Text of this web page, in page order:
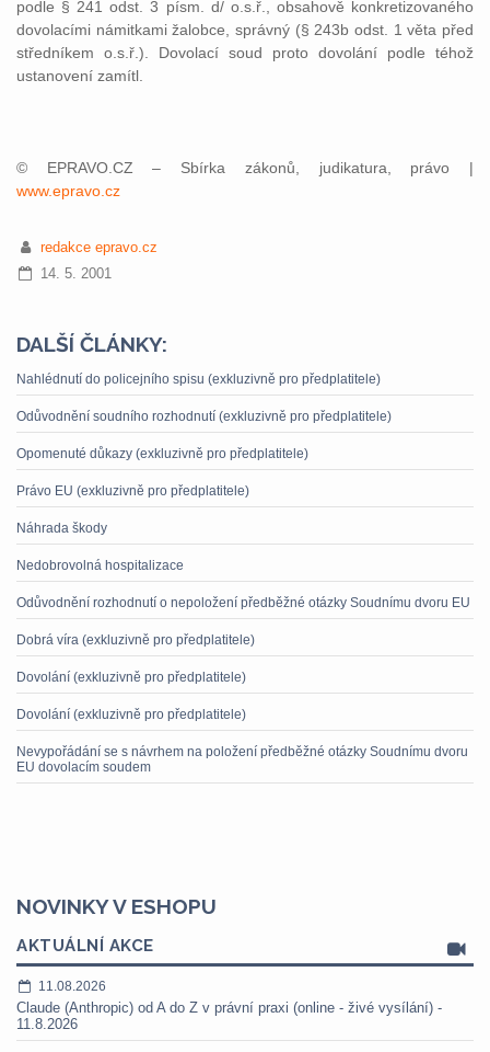
podle § 241 odst. 3 písm. d/ o.s.ř., obsahově konkretizovaného
dovolacími námitkami žalobce, správný (§ 243b odst. 1 věta před
středníkem o.s.ř.). Dovolací soud proto dovolání podle téhož
ustanovení zamítl.
© EPRAVO.CZ – Sbírka zákonů, judikatura, právo |
www.epravo.cz
redakce epravo.cz
14. 5. 2001
DALŠÍ ČLÁNKY:
Nahlédnutí do policejního spisu (exkluzivně pro předplatitele)
Odůvodnění soudního rozhodnutí (exkluzivně pro předplatitele)
Opomenuté důkazy (exkluzivně pro předplatitele)
Právo EU (exkluzivně pro předplatitele)
Náhrada škody
Nedobrovolná hospitalizace
Odůvodnění rozhodnutí o nepoložení předběžné otázky Soudnímu dvoru EU
Dobrá víra (exkluzivně pro předplatitele)
Dovolání (exkluzivně pro předplatitele)
Dovolání (exkluzivně pro předplatitele)
Nevypořádání se s návrhem na položení předběžné otázky Soudnímu dvoru
EU dovolacím soudem
NOVINKY V ESHOPU
AKTUÁLNÍ AKCE
11.08.2026
Claude (Anthropic) od A do Z v právní praxi (online - živé vysílání) -
11.8.2026